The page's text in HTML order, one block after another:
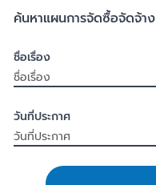
ค้นหาแผนการจัดซื้อจัดจ้าง
ชื่อเรื่อง
วันที่ประกาศ